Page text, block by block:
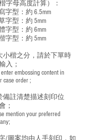
字母高度計算）：
字型：約 6.5mm
字型： 約 5mm
字型：約 6mm
字型： 約 5mm
小楷之分，請於下單時
入；
embossing content in
case order ;
備註清楚描述刻印位
；
mention your preferred